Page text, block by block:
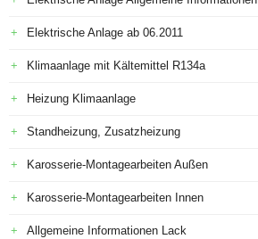
Elektrische Anlage ab 06.2011
Klimaanlage mit Kältemittel R134a
Heizung Klimaanlage
Standheizung, Zusatzheizung
Karosserie-Montagearbeiten Außen
Karosserie-Montagearbeiten Innen
Allgemeine Informationen Lack